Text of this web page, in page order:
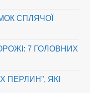
СПЛЯЧОЇ
7 ГОЛОВНИХ
ПЕРЛИН”, ЯКІ